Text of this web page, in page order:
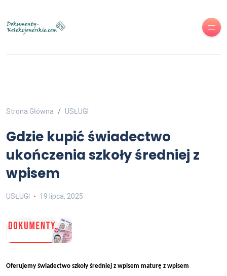
Strona Główna USŁUGI
Gdzie kupić świadectwo
ukończenia szkoły średniej z
wpisem
USŁUGI 19 lipca, 2025
Oferujemy świadectwo szkoły średniej z wpisem maturę z wpisem